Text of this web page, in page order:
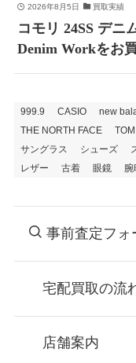
2026年8月5日 買取実績
コモリ 24SS デニ
Denim Workをお
999.9 CASIO new
THE NORTH FACE
サングラス
シューズ
レザー
古着 眼鏡 腕
事前査定フォ
宅配買取の流
お申込
店舗案内